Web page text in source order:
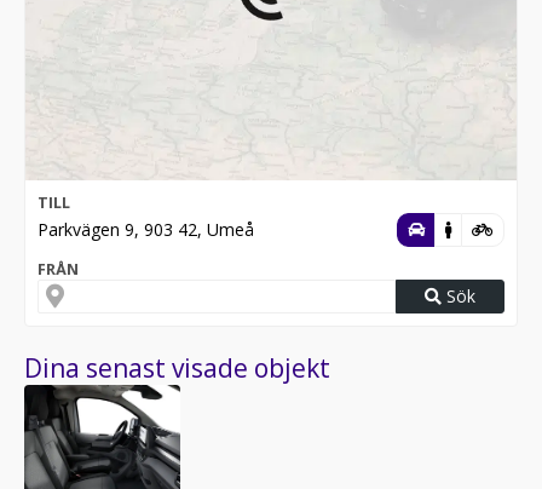
TILL
Parkvägen 9, 903 42, Umeå
FRÅN
Sök
Dina senast visade objekt